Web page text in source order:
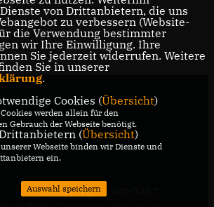
Uhr
DATENSCHUTZ
von Drittanbietern, die uns
zu verbessern (Website-
die Verwendung bestimmter
wir Ihre Einwilligung. Ihre
Sie jederzeit widerrufen. Weitere
Sie in unserer
.
Cookies (Übersicht)
werden allein für den
Gebrauch der Webseite benötigt.
(Übersicht)
Webseite binden wir Dienste und
ein.
Auswahl speichern